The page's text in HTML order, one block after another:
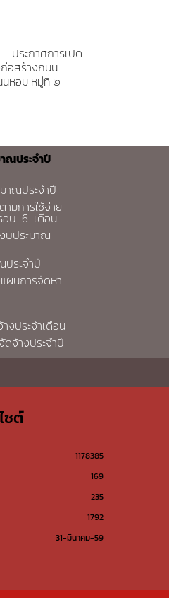
ประกาศการเปิด
ก่อสร้างถนน
หอม หมู่ที่ ๒
ณประจำปี
าณประจำปี
มการใช้จ่าย
อบ-6-เดือน
บประมาณ
ระจำปี
ผนการจัดหา
งประจำเดือน
จ้างประจำปี
ซต์
1178385
169
235
1792
31-มีนาคม-59